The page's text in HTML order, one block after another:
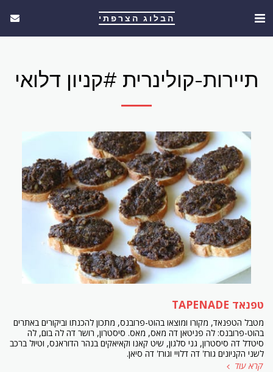
הבלוג הצרפתי
תיירות-קולינרית #קניון דלואי
טפנאד TAPENADE
מטבל הטפנאד, מקורו ומוצאו בהוט-פרובנס, מתכון להכנתו וביקורים באתרים
בהוט-פרובנס: לה פניטאן דה מאס, מאס. סיסטרון, רושר דה לה בום, לה
סיטדל דה סיסטרון, גני סלגון, שיט קאנו וקאיאקים בנהר הדוראנס, וטיול ברכב
לשני הקניונים גורז' דה דלויי וגורז' דה סיאן.
קרא עוד